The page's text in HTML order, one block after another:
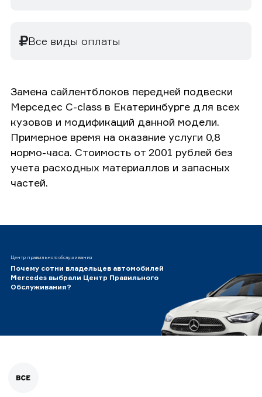
Все виды оплаты
Замена сайлентблоков передней подвески
Мерседес C-class в Екатеринбурге для всех
кузовов и модификаций данной модели.
Примерное время на оказание услуги 0,8
нормо-часа. Стоимость от 2001 рублей без
учета расходных материаллов и запасных
частей.
Центр правильного обслуживания
Почему сотни владельцев автомобилей
Mercedes выбрали Центр Правильного
Обслуживания?